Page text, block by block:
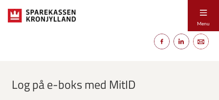
Menu
Log på e-boks med MitID